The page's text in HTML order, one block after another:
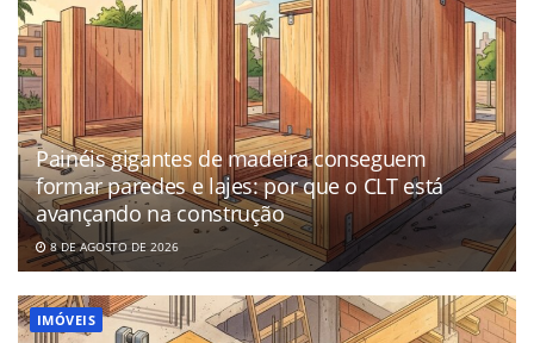
Painéis gigantes de madeira conseguem
formar paredes e lajes: por que o CLT está
avançando na construção
8 DE AGOSTO DE 2026
IMÓVEIS